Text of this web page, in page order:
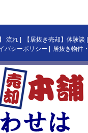
流れ 【居抜き売却】体験談
バシーポリシー 居抜き物件